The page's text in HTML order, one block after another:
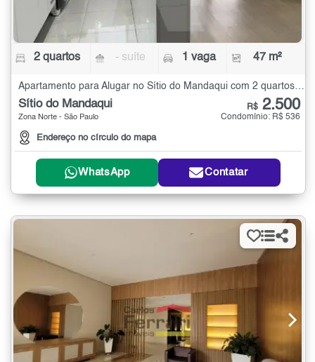
2 quartos - suíte 1 vaga 47 m²
Sítio do Mandaqui
Zona Norte - São Paulo
Endereço no círculo do mapa
R$ 2.500
Condomínio: R$ 536
WhatsApp Contatar